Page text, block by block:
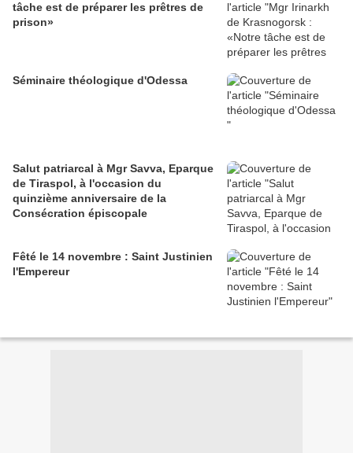
tâche est de préparer les prêtres de
prison»
Séminaire théologique d'Odessa
Salut patriarcal à Mgr Savva, Eparque
de Tiraspol, à l'occasion du
quinzième anniversaire de la
Consécration épiscopale
Fêté le 14 novembre : Saint Justinien
l'Empereur